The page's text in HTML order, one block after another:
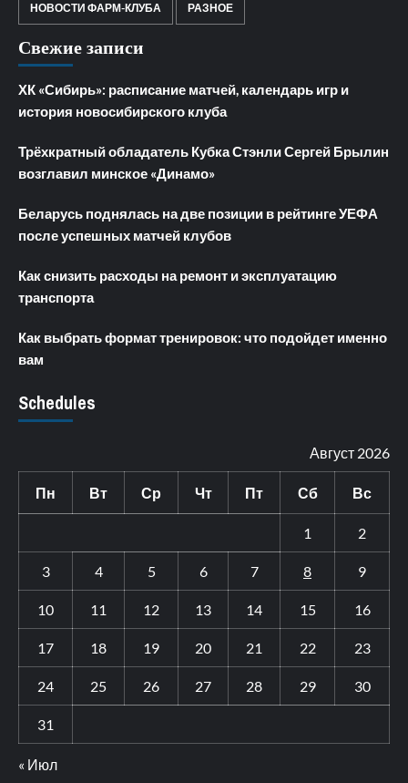
НОВОСТИ ФАРМ-КЛУБА РАЗНОЕ
Свежие записи
ХК «Сибирь»: расписание матчей, календарь игр и
история новосибирского клуба
Трёхкратный обладатель Кубка Стэнли Сергей Брылин
возглавил минское «Динамо»
Беларусь поднялась на две позиции в рейтинге УЕФА
после успешных матчей клубов
Как снизить расходы на ремонт и эксплуатацию
транспорта
Как выбрать формат тренировок: что подойдет именно
вам
Schedules
Август 2026
Пн Вт Ср Чт Пт Сб Вс
1 2
3 4 5 6 7 8 9
10 11 12 13 14 15 16
17 18 19 20 21 22 23
24 25 26 27 28 29 30
31
« Июл